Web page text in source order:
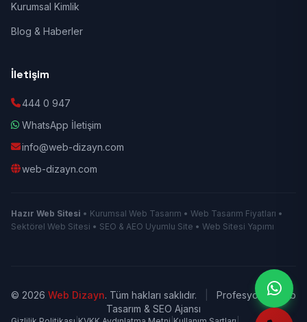
Kurumsal Kimlik
Blog & Haberler
İletişim
444 0 947
WhatsApp İletişim
info@web-dizayn.com
web-dizayn.com
Hazır Web Sitesi • Kurumsal Web Tasarım • Web Tasarım Fiyatları •
Sektörel Web Sitesi • SEO & AEO Uyumlu Site • Web Sitesi Yapımı
© 2026 Web Dizayn. Tüm hakları saklıdır.
Profesyonel Web
Tasarım & SEO Ajansı